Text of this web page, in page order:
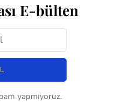
E-bülten
yapmıyoruz.